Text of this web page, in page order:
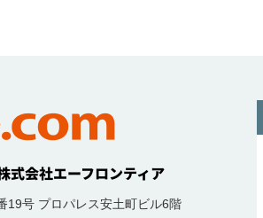
19号 プロパレス安土町ビル6階